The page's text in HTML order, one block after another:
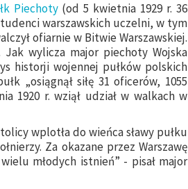
Piechoty(od 5 kwietnia 1929 r. 36
warszawskich uczelni, w tym
ofiarnie w Bitwie Warszawskiej.
wylicza major piechoty Wojska
historji wojennej pułków polskich
„osiągnął siłę 31 oficerów, 1055
1920 r. wziął udział w walkach w
wplotła do wieńca sławy pułku
Za okazane przez Warszawę
młodych istnień” - pisał major